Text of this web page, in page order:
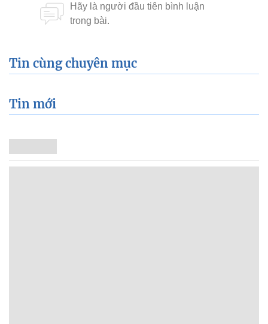
Tin cùng chuyên mục
Tin mới